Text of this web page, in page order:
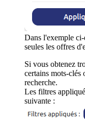
Dans l'exemple
seules les offres
Si vous obtenez
certains mots-clés
recherche.
Les filtres
suivante :